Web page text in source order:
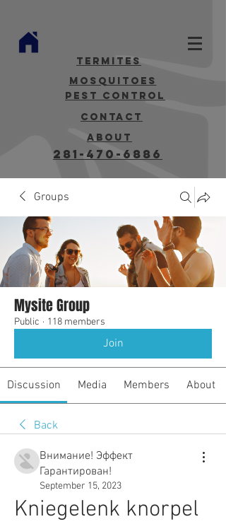
termites
mosquitoes
Pest Control
contact
about
281-470-6886
Groups
Mysite Group
Public · 118 members
Join
Discussion Media Members About
Back
Внимание! Эффект
Гарантирован!
September 15, 2023
Kniegelenk knorpel